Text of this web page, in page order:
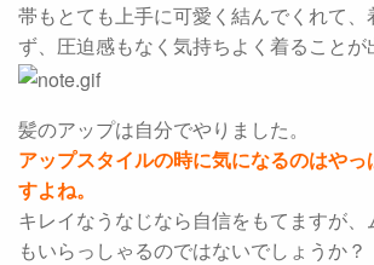
帯もとても上手に可愛く結んでくれて、
ず、圧迫感もなく気持ちよく着ることが
髪のアップは自分でやりました。
アップスタイルの時に気になるのはや
すよね。
キレイなうなじなら自信をもてますが
もいらっしゃるのではないでしょうか？